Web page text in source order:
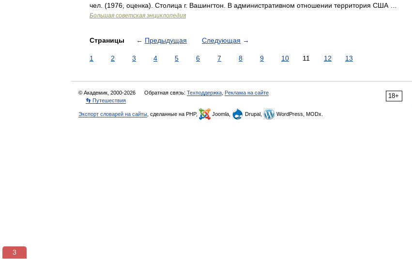
чел. (1976, оценка). Столица г. Вашингтон. В административном отношении территория США …
Большая советская энциклопедия
Страницы ← Предыдущая Следующая →
1 2 3 4 5 6 7 8 9 10 11 12 13
18+
© Академик, 2000-2026 Обратная связь: Техподдержка Реклама на сайте
👣 Путешествия
Экспорт словарей на сайты , сделанные на PHP, Joomla, Drupal, WordPress, MODx.
3